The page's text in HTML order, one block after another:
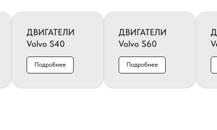
ДВИГАТЕЛИ
Volvo S40
Подробнее
ДВИГАТЕЛИ
Volvo S60
Подробнее